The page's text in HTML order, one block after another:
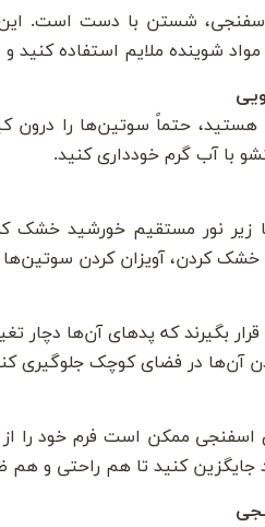
شستن با دست است.
شوینده ملایم استفاده کنید و
هستید، حتماً سوتین‌ها را
با آب گرم خودداری کنید.
نور مستقیم خورشید خشک
کردن، آویزان کردن
بگیرند که پدهای آن‌ها دچار
آن‌ها در فضای کوچک جلوگیری
اسفنجی ممکن است فرم خود را
جایگزین کنید تا هم راحتی و هم